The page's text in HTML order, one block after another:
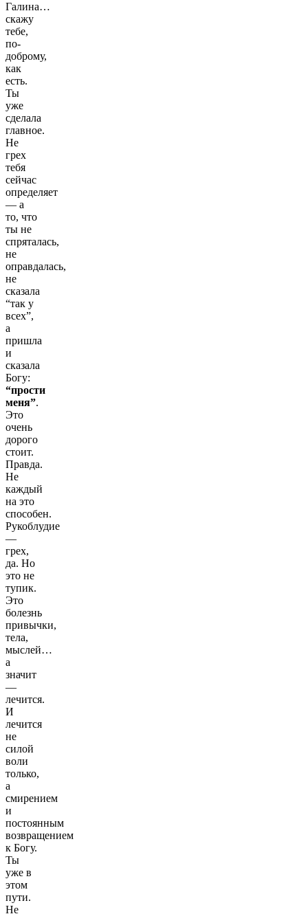
Галина…
скажу
тебе,
по-
доброму,
как
есть.
Ты
уже
сделала
главное.
Не
грех
тебя
сейчас
определяет
— а
то, что
ты не
спряталась,
не
оправдалась,
не
сказала
“так у
всех”,
а
пришла
и
сказала
Богу:
“прости
меня”.
Это
очень
дорого
стоит.
Правда.
Не
каждый
на это
способен.
Рукоблудие
—
грех,
да. Но
это не
тупик.
Это
болезнь
привычки,
тела,
мыслей…
а
значит
—
лечится.
И
лечится
не
силой
воли
только,
а
смирением
и
постоянным
возвращением
к Богу.
Ты
уже в
этом
пути.
Не